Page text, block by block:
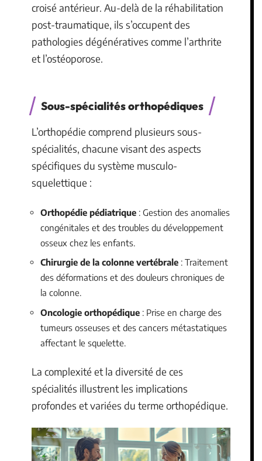
croisé antérieur. Au-delà de la réhabilitation
post-traumatique, ils s’occupent des
pathologies dégénératives comme l’arthrite
et l’ostéoporose.
Sous-spécialités orthopédiques
L’orthopédie comprend plusieurs sous-
spécialités, chacune visant des aspects
spécifiques du système musculo-
squelettique :
Orthopédie pédiatrique : Gestion des anomalies
congénitales et des troubles du développement
osseux chez les enfants.
Chirurgie de la colonne vertébrale : Traitement
des déformations et des douleurs chroniques de
la colonne.
Oncologie orthopédique : Prise en charge des
tumeurs osseuses et des cancers métastatiques
affectant le squelette.
La complexité et la diversité de ces
spécialités illustrent les implications
profondes et variées du terme orthopédique.